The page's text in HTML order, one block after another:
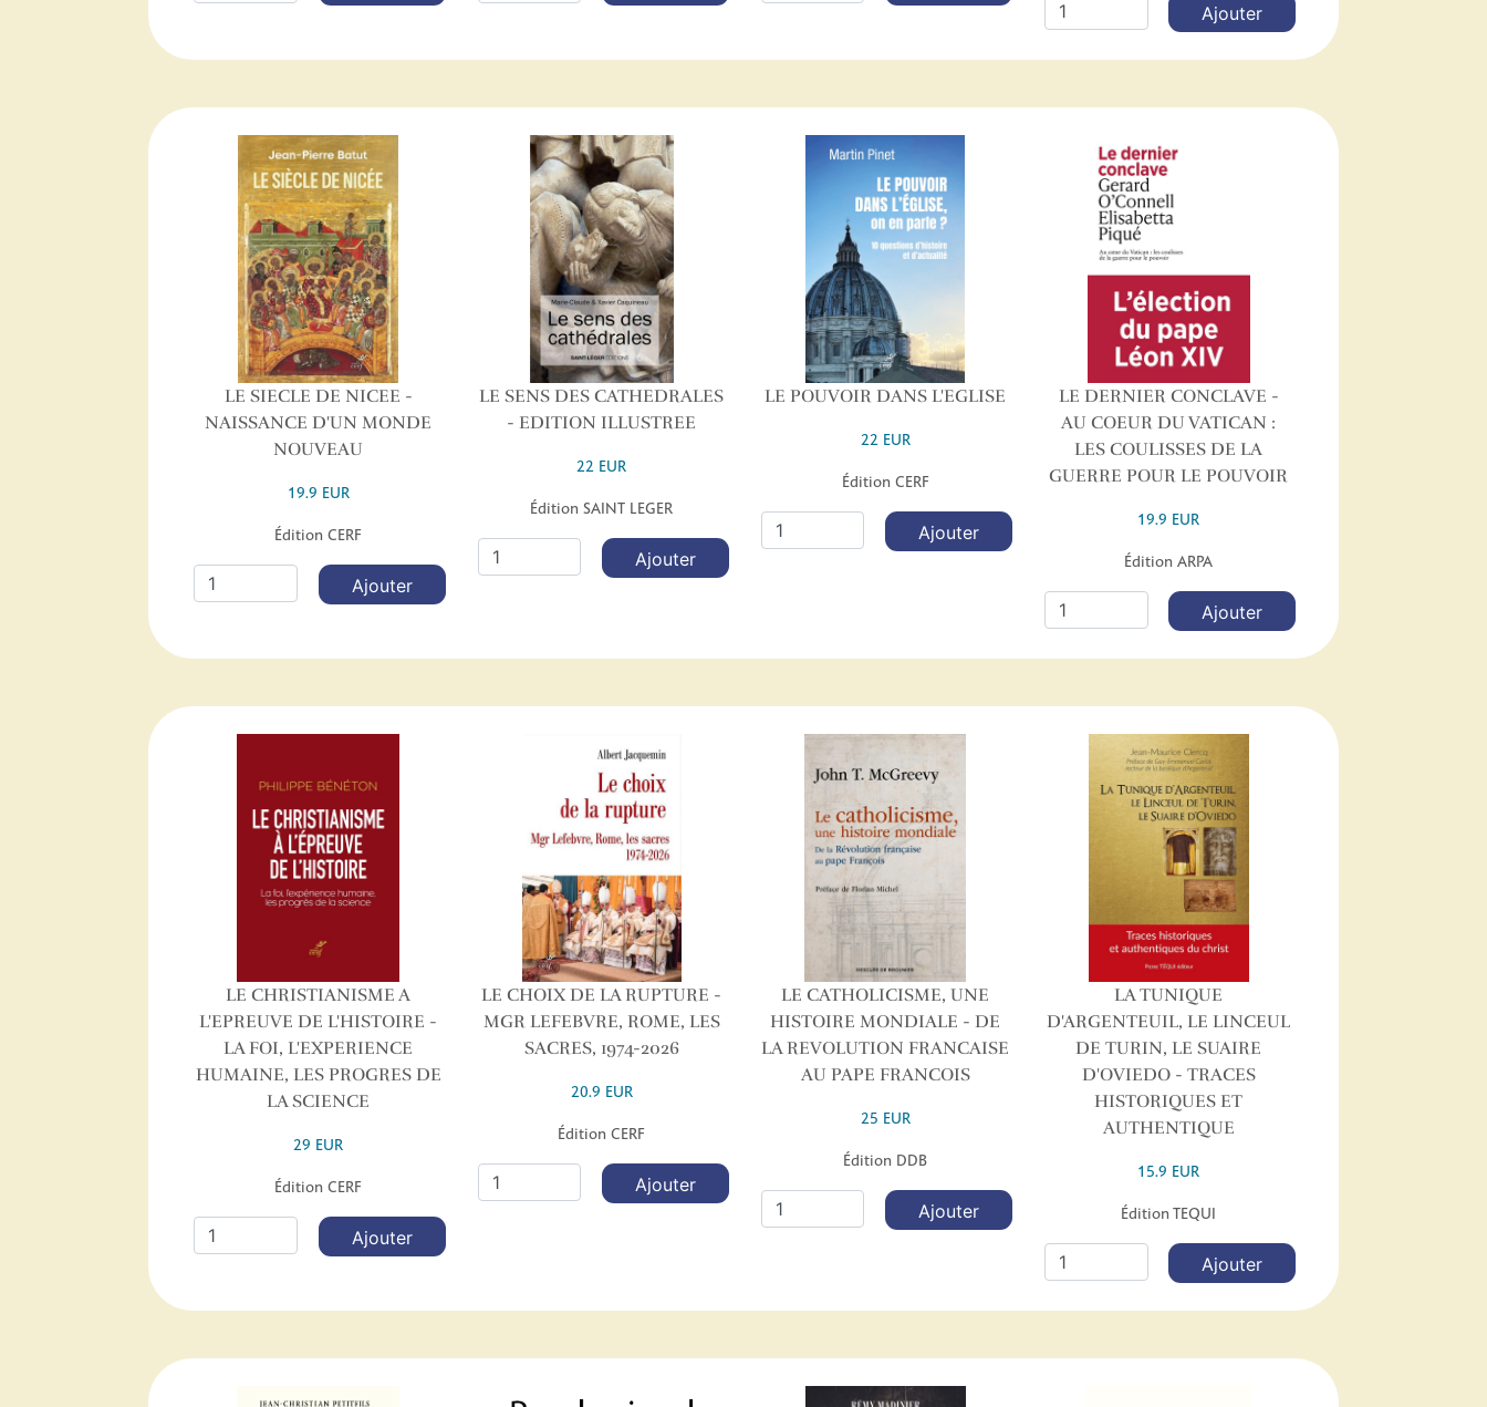
Ajouter
LE SIECLE DE NICEE -
NAISSANCE D'UN MONDE
NOUVEAU
19.9 EUR
Édition CERF
Ajouter
LE SENS DES CATHEDRALES
- EDITION ILLUSTREE
22 EUR
Édition SAINT LEGER
Ajouter
LE POUVOIR DANS L'EGLISE
22 EUR
Édition CERF
Ajouter
LE DERNIER CONCLAVE -
AU COEUR DU VATICAN :
LES COULISSES DE LA
GUERRE POUR LE POUVOIR
19.9 EUR
Édition ARPA
Ajouter
LE CHRISTIANISME A
L'EPREUVE DE L'HISTOIRE -
LA FOI, L'EXPERIENCE
HUMAINE, LES PROGRES DE
LA SCIENCE
29 EUR
Édition CERF
Ajouter
LE CHOIX DE LA RUPTURE -
MGR LEFEBVRE, ROME, LES
SACRES, 1974-2026
20.9 EUR
Édition CERF
Ajouter
LE CATHOLICISME, UNE
HISTOIRE MONDIALE - DE
LA REVOLUTION FRANCAISE
AU PAPE FRANCOIS
25 EUR
Édition DDB
Ajouter
LA TUNIQUE
D'ARGENTEUIL, LE LINCEUL
DE TURIN, LE SUAIRE
D'OVIEDO - TRACES
HISTORIQUES ET
AUTHENTIQUE
15.9 EUR
Édition TEQUI
Ajouter